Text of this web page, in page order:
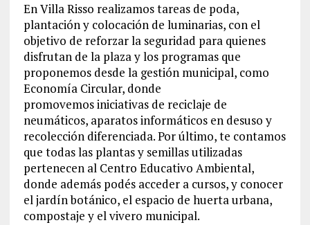
En Villa Risso realizamos tareas de poda,
plantación y colocación de luminarias, con el
objetivo de reforzar la seguridad para quienes
disfrutan de la plaza y los programas que
proponemos desde la gestión municipal, como
Economía Circular, donde
promovemos iniciativas de reciclaje de
neumáticos, aparatos informáticos en desuso y
recolección diferenciada. Por último, te contamos
que todas las plantas y semillas utilizadas
pertenecen al Centro Educativo Ambiental,
donde además podés acceder a cursos, y conocer
el jardín botánico, el espacio de huerta urbana,
compostaje y el vivero municipal.